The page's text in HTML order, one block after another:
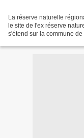
La réserve naturelle
le site de l'ex réserve
s'étend sur la commune